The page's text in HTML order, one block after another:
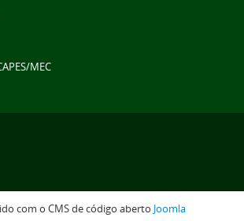
MEC
com o CMS de código aberto Joomla